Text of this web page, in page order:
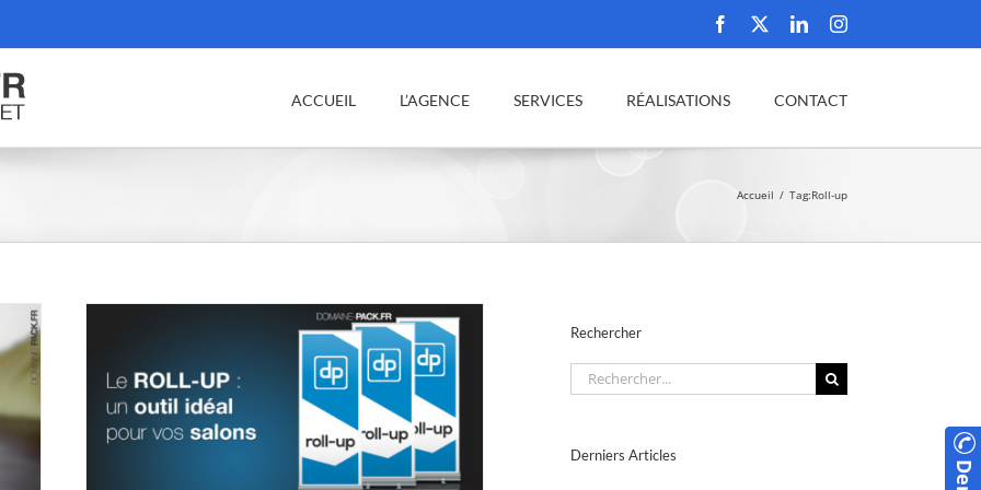
Facebook LinkedInInstagram
ACCUEIL L’AGENCE SERVICES RÉALISATIONS CONTACT
Accueil Tag:Roll-up
Rechercher
Rechercher:
Derniers Articles